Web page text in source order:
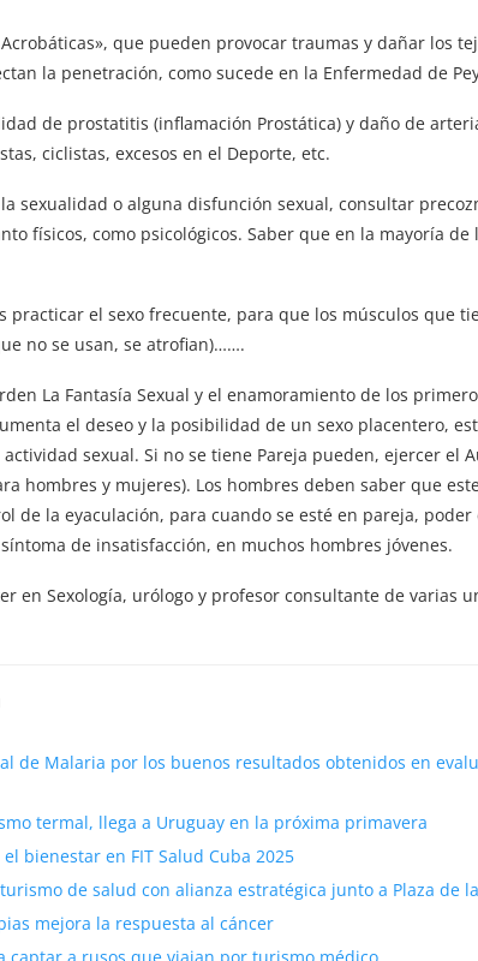
que pueden provocar traumas y dañar los
la penetración, como sucede en la Enfermedad de
de prostatitis (inflamación Prostática) y daño de
ciclistas, excesos en el Deporte, etc.
sexualidad o alguna disfunción sexual, consultar
físicos, como psicológicos. Saber que en la mayoría de
practicar el sexo frecuente, para que los músculos que
no se usan, se atrofian)…….
La Fantasía Sexual y el enamoramiento de los
el deseo y la posibilidad de un sexo placentero,
sexual. Si no se tiene Pareja pueden, ejercer el
hombres y mujeres). Los hombres deben saber que
de la eyaculación, para cuando se esté en pareja,
de insatisfacción, en muchos hombres jóvenes.
en Sexología, urólogo y profesor consultante de varias
de Malaria por los buenos resultados obtenidos en
termal, llega a Uruguay en la próxima primavera
bienestar en FIT Salud Cuba 2025
de salud con alianza estratégica junto a Plaza de
mejora la respuesta al cáncer